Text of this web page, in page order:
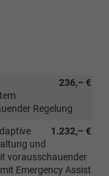
236,– €
Regelung
1.232,– €
und
vorausschauender
Emergency Assist